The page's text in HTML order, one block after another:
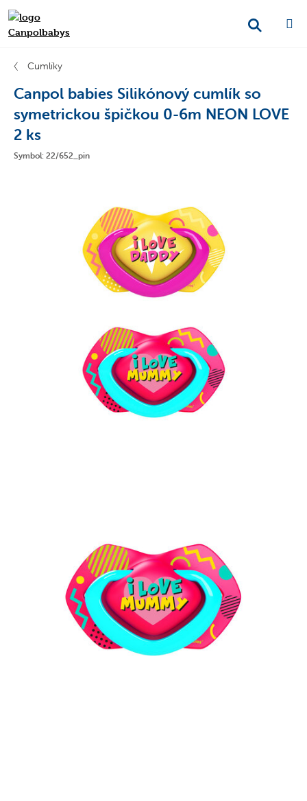
Cumlíky
Canpol babies Silikónový cumlík so
symetrickou špičkou 0-6m NEON LOVE
2 ks
Symbol: 22/652_pin